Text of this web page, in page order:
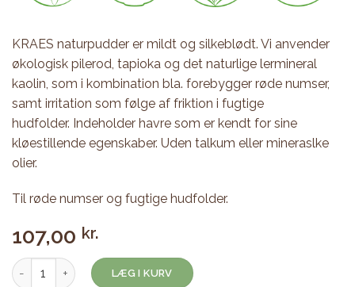
KRAES naturpudder er mildt og silkeblødt. Vi anvender
økologisk pilerod, tapioka og det naturlige lermineral
kaolin, som i kombination bla. forebygger røde numser,
samt irritation som følge af friktion i fugtige
hudfolder. Indeholder havre som er kendt for sine
kløestillende egenskaber. Uden talkum eller mineraslke
olier.
Til røde numser og fugtige hudfolder.
107,00 kr.
Naturpudder 100g antal
LÆG I KURV